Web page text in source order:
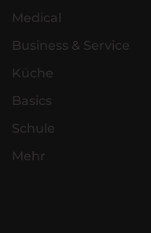
Medical
Business & Service
Küche
Basics
Schule
Mehr